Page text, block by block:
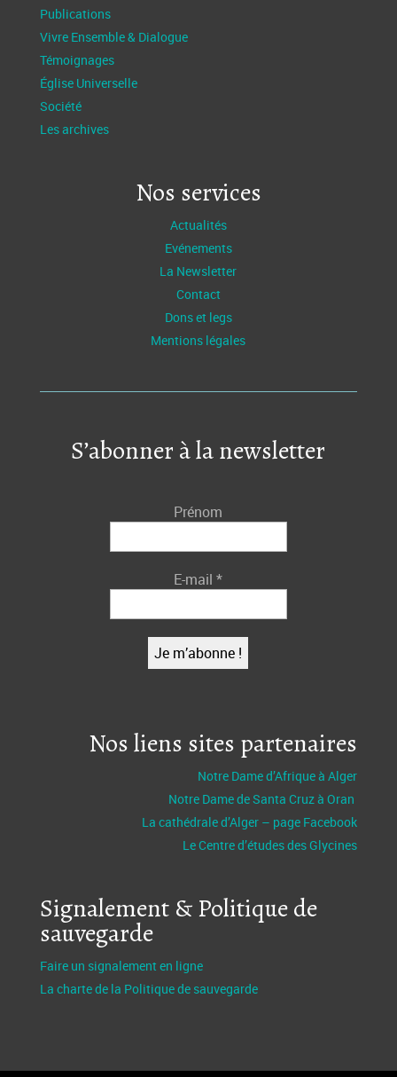
Publications
Vivre Ensemble & Dialogue
Témoignages
Église Universelle
Société
Les archives
Nos services
Actualités
Evénements
La Newsletter
Contact
Dons et legs
Mentions légales
S’abonner à la newsletter
Prénom
E-mail*
Nos liens sites partenaires
Notre Dame d’Afrique à Alger
Notre Dame de Santa Cruz à Oran
La cathédrale d’Alger – page Facebook
Le Centre d’études des Glycines
Signalement & Politique de
sauvegarde
Faire un signalement en ligne
La charte de la Politique de sauvegarde